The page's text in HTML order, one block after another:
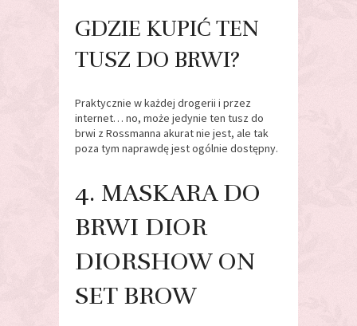
GDZIE KUPIĆ TEN
TUSZ DO BRWI?
Praktycznie w każdej drogerii i przez
internet… no, może jedynie ten tusz do
brwi z Rossmanna akurat nie jest, ale tak
poza tym naprawdę jest ogólnie dostępny.
4. MASKARA DO
BRWI DIOR
DIORSHOW ON
SET BROW